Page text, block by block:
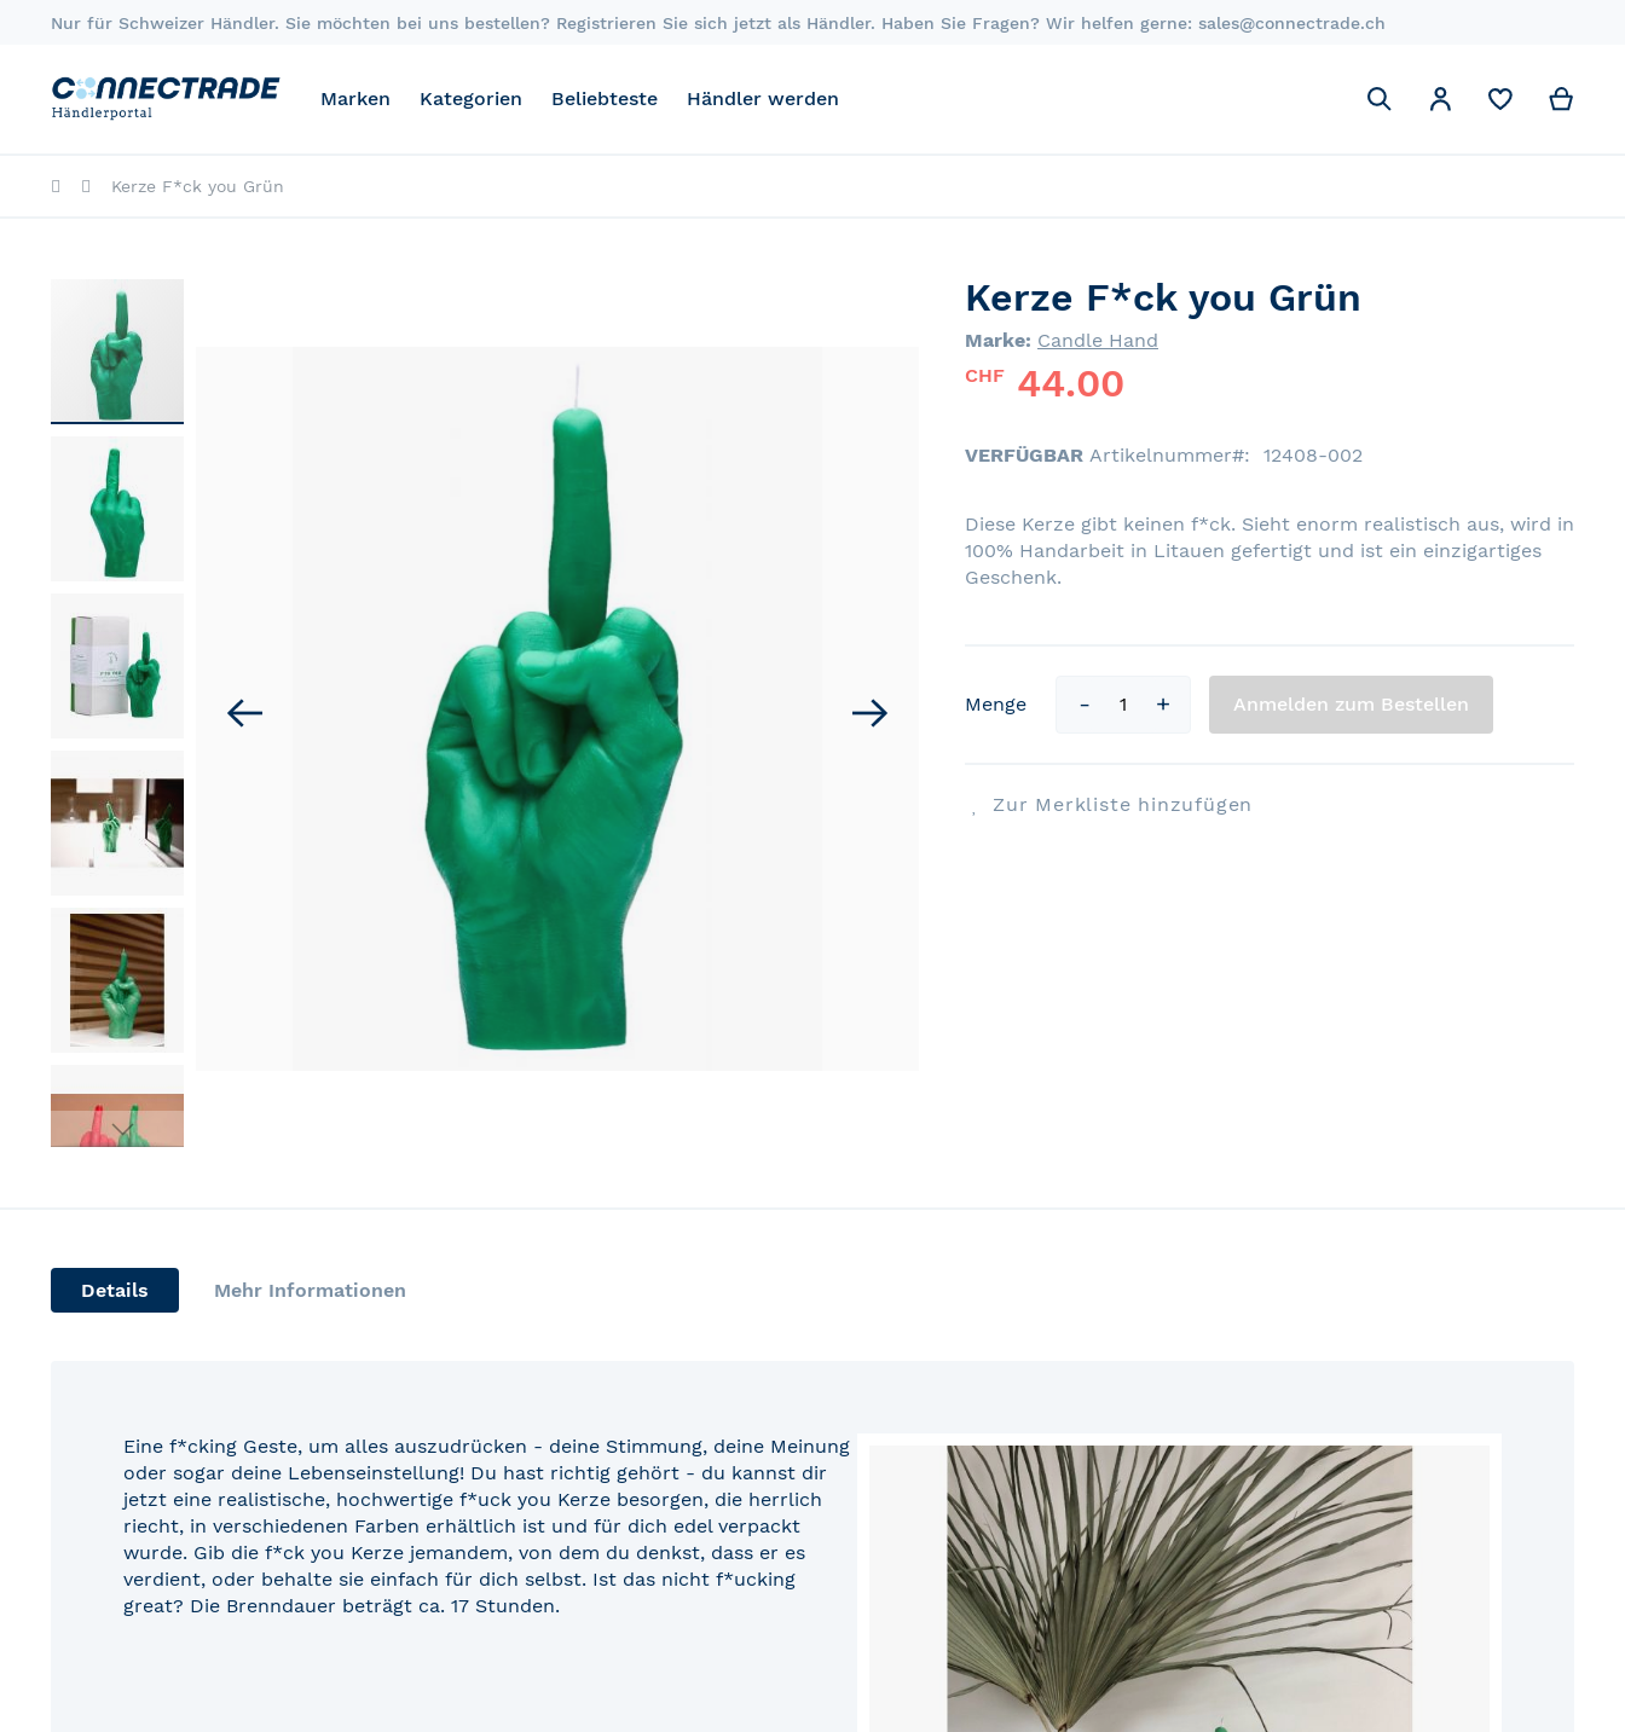
Skip
Nur für Schweizer Händler. Sie möchten bei uns bestellen? Registrieren Sie sich jetzt als Händler. Haben Sie Fragen? Wir helfen gerne: sales@connectrade.ch
Marken Kategorien Beliebteste Händler werden
Suchen
Suchen
Mein Account
Kerze F*ck you Grün
the
images
gallery
of
images
Kerze F*ck you Grün
Marke: Candle Hand
CHF 44.00
VERFÜGBAR Artikelnummer 12408-002
Diese Kerze gibt keinen f*ck. Sieht enorm realistisch aus, wird in
100% Handarbeit in Litauen gefertigt und ist ein einzigartiges
Geschenk.
Menge Anmelden zum Bestellen
Zur Merkliste hinzufügen
Details Mehr Informationen
Eine f*cking Geste, um alles auszudrücken - deine Stimmung, deine Meinung
oder sogar deine Lebenseinstellung! Du hast richtig gehört - du kannst dir
jetzt eine realistische, hochwertige f*uck you Kerze besorgen, die herrlich
riecht, in verschiedenen Farben erhältlich ist und für dich edel verpackt
wurde. Gib die f*ck you Kerze jemandem, von dem du denkst, dass er es
verdient, oder behalte sie einfach für dich selbst. Ist das nicht f*ucking
great? Die Brenndauer beträgt ca. 17 Stunden.